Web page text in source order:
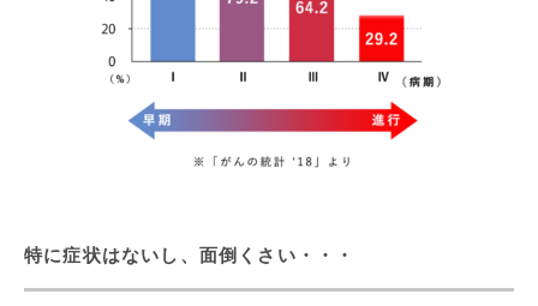
特に症状はないし、面倒くさい・・・